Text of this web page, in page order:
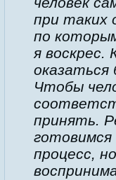
при таких
по
я воскрес.
оказаться
Чтобы
принять.
процесс,